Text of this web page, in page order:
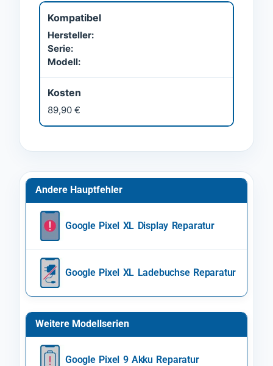
Kompatibel
Hersteller:
Serie:
Modell:
Kosten
89,90 €
Andere Hauptfehler
Google Pixel XL Display Reparatur
Google Pixel XL Ladebuchse Reparatur
Weitere Modellserien
Google Pixel 9 Akku Reparatur